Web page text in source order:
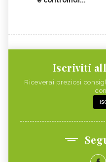
Iscriviti
Riceverai preziosi